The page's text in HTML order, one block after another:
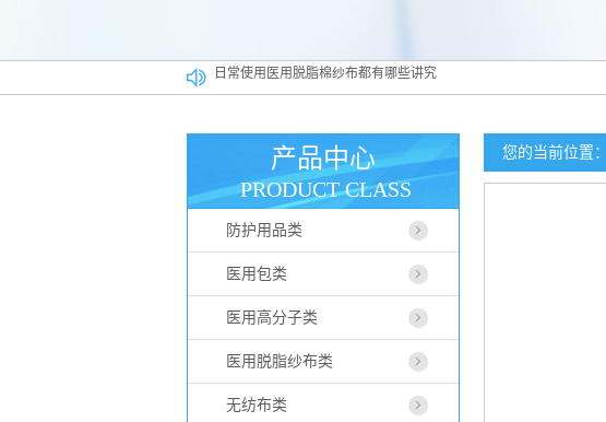
一次性防护口罩你会使用吗相关误区早知道
医用一次性帽子广泛应用于各大行业
如何正确使用医用脱脂棉纱布
医用脱脂棉纱布真伪辨别方法
日常使用医用脱脂棉纱布都有哪些讲究
您的当前位置：
产品中心
PRODUCT CLASS
防护用品类
医用包类
医用高分子类
医用脱脂纱布类
无纺布类